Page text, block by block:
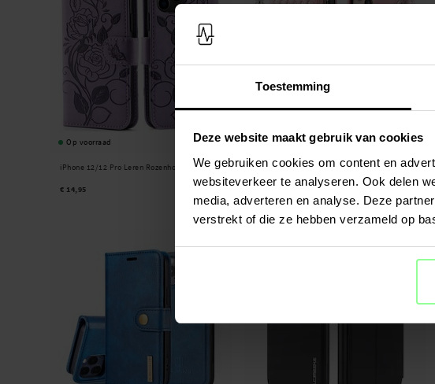
Toestemming
Deze website maakt gebruik van cookies
We gebruiken cookies om content en
websiteverkeer te analyseren. Ook delen
media, adverteren en analyse. Deze
verstrekt of die ze hebben verzameld op
Op voorraad
iPhone 12/12 Pro Leren Rozenhoesje Paars
€ 14,95
Op voorraad
iPhone 12/iPhone 12 Pro Portemonnee tas
Quilted Roze
€ 24,95